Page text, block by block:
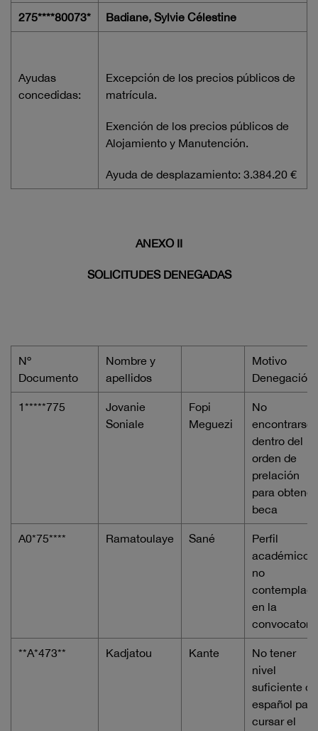
275****80073* Badiane, Sylvie Célestine
Ayudas
concedidas:
Excepción de los precios públicos de
matrícula.
Exención de los precios públicos de
Alojamiento y Manutención.
Ayuda de desplazamiento: 3.384.20 €
ANEXO II
SOLICITUDES DENEGADAS
Nº
Documento
Nombre y
apellidos
Motivo
Denegación
1*****775
Jovanie
Soniale
Fopi
Meguezi
No
encontrarse
dentro del
orden de
prelación
para obtener
beca
A0*75**** Ramatoulaye Sané
Perfil
académico,
no
en la
convocatoria
**A*473** Kadjatou Kante
No tener
nivel
suficiente de
español para
cursar el